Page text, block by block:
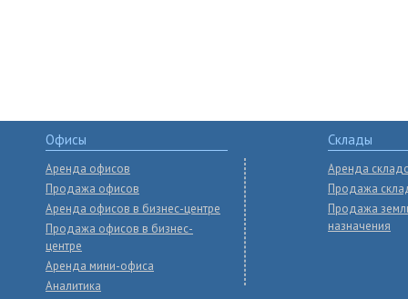
Офисы
Аренда офисов
Продажа офисов
Аренда офисов в бизнес-центре
Продажа офисов в бизнес-
центре
Аренда мини-офиса
Аналитика
Склады
Аренда
Продажа
Продажа
назначения